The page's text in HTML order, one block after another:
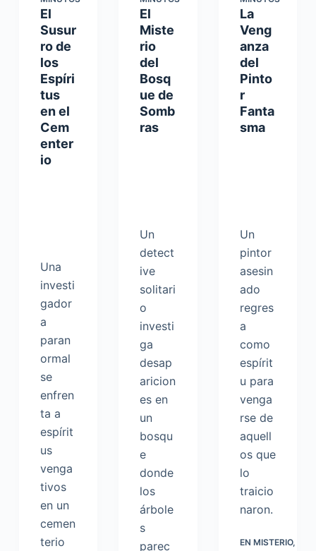
El
Susur
ro de
los
Espíri
tus
en el
Cem
enter
io
Una
investi
gador
a
paran
ormal
se
enfren
ta a
espírit
us
venga
tivos
en un
cemen
terio
El
Miste
rio
del
Bosq
ue de
Somb
ras
Un
detect
ive
solitari
o
investi
ga
desap
aricion
es en
un
bosqu
e
donde
los
árbole
s
parec
La
Veng
anza
del
Pinto
r
Fanta
sma
Un
pintor
asesin
ado
regres
a
como
espírit
u para
venga
rse de
aquell
os que
lo
traicio
naron.
EN MISTERIO,